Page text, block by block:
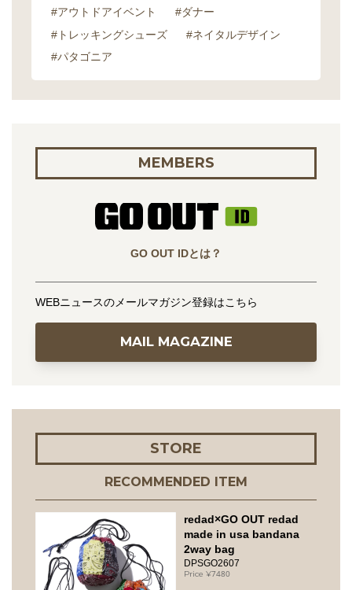
#アウトドアイベント
#ダナー
#トレッキングシューズ
#ネイタルデザイン
#パタゴニア
MEMBERS
GO OUT IDとは？
WEBニュースのメールマガジン登録はこちら
MAIL MAGAZINE
STORE
RECOMMENDED ITEM
redad×GO OUT redad
made in usa bandana
2way bag
DPSGO2607
7480